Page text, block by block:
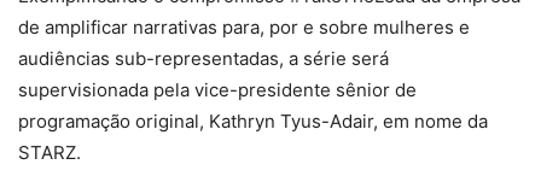
de amplificar narrativas para, por e sobre mulheres e
audiências sub-representadas, a série será
supervisionada pela vice-presidente sênior de
programação original, Kathryn Tyus-Adair, em nome da
STARZ.